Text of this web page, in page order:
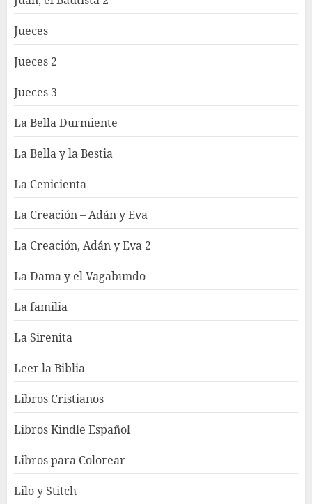
Jueces
Jueces 2
Jueces 3
La Bella Durmiente
La Bella y la Bestia
La Cenicienta
La Creación – Adán y Eva
La Creación, Adán y Eva 2
La Dama y el Vagabundo
La familia
La Sirenita
Leer la Biblia
Libros Cristianos
Libros Kindle Español
Libros para Colorear
Lilo y Stitch